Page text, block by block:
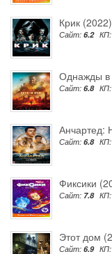
Крик (2022)
Сайт: 6.2 КП:
Однажды в
Сайт: 6.8 КП:
Анчартед:
Сайт: 6.8 КП:
Фиксики
Сайт: 7.8 КП:
Этот дом
Сайт: 6.9 КП: